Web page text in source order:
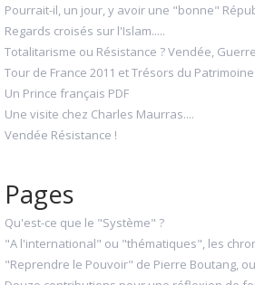
Pourrait-il, un jour, y avoir une "bonne"
Regards croisés sur l'Islam.....
Totalitarisme ou Résistance ? Vendée,
Tour de France 2011 et Trésors du Patrimoine
Un Prince français PDF
Une visite chez Charles Maurras....
Vendée Résistance !
Pages
Qu'est-ce que le "Système" ?
"A l'international" ou "thématiques", les
"Reprendre le Pouvoir" de Pierre Boutang,